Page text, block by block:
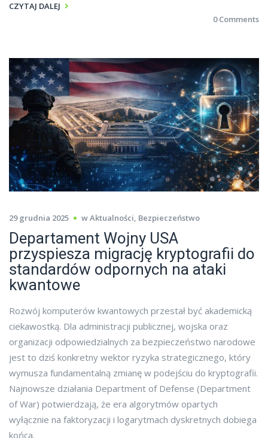
CZYTAJ DALEJ
0 Comments
29 grudnia 2025 wAktualności, Bezpieczeństwo
Departament Wojny USA
przyspiesza migrację kryptografii do
standardów odpornych na ataki
kwantowe
Rozwój komputerów kwantowych przestał być akademicką
ciekawostką. Dla administracji publicznej, wojska oraz
organizacji odpowiedzialnych za bezpieczeństwo narodowe
jest to dziś konkretny wektor ryzyka strategicznego, który
wymusza fundamentalną zmianę w podejściu do kryptografii.
Najnowsze działania Department of Defense (Department
of War) potwierdzają, że era algorytmów opartych
wyłącznie na faktoryzacji i logarytmach dyskretnych dobiega
końca.